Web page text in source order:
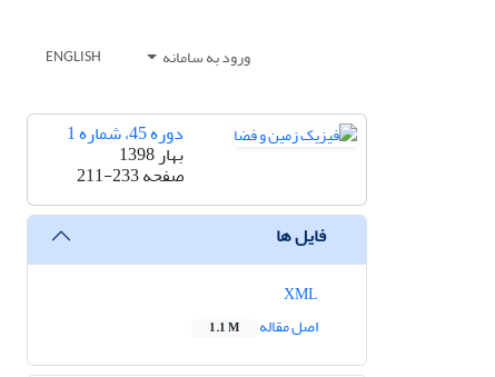
ورود به سامانه ENGLISH
دوره 45، شماره 1
بهار 1398
صفحه211-233
فایل ها
اصل مقاله
1.1 M